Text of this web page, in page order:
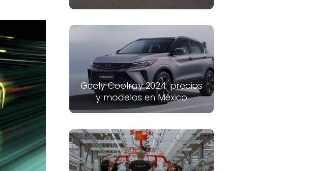
Geely Coolray 2024: precios
y modelos en México